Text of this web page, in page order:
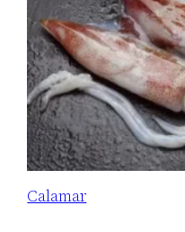
Calamar